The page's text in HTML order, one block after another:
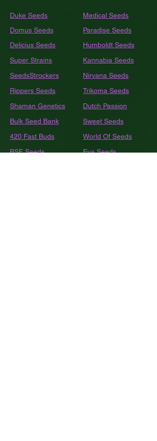
Duke Seeds
Medical Seeds
Domus Seeds
Paradise Seeds
Delicius Seeds
Humboldt Seeds
Kannabia Seeds
Super Strains
Nirvana Seeds
SeedsStrockers
Rippers Seeds
Trikoma Seeds
Shaman Genetics
Dutch Passion
Bulk Seed Bank
Sweet Seeds
420 Fast Buds
World Of Seeds
BSF Seeds
Eva Seeds